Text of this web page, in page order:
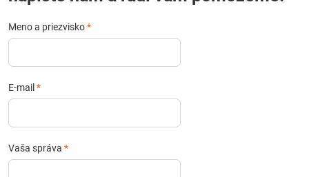
Meno a priezvisko*
E-mail *
Vaša správa *